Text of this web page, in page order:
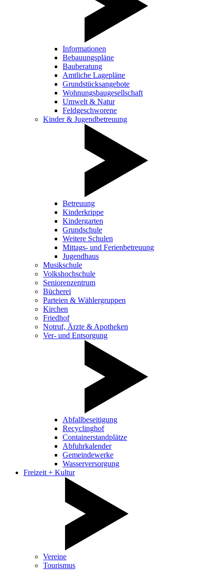
Informationen
Bebauungspläne
Bauberatung
Amtliche Lagepläne
Grundstücksangebote
Wohnungsbaugesellschaft
Umwelt & Natur
Feldgeschworene
Kinder & Jugendbetreuung
Betreuung
Kinderkrippe
Kindergarten
Grundschule
Weitere Schulen
Mittags- und Ferienbetreuung
Jugendhaus
Musikschule
Volkshochschule
Seniorenzentrum
Bücherei
Parteien & Wählergruppen
Kirchen
Friedhof
Notruf, Ärzte & Apotheken
Ver- und Entsorgung
Abfallbeseitigung
Recyclinghof
Containerstandplätze
Abfuhrkalender
Gemeindewerke
Wasserversorgung
Freizeit + Kultur
Vereine
Tourismus